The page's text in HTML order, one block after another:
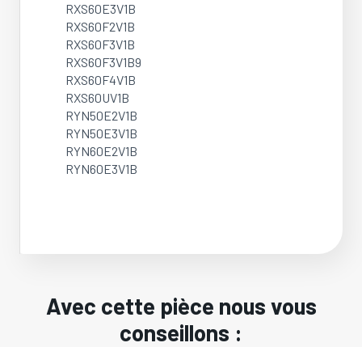
RXS60E3V1B
RXS60F2V1B
RXS60F3V1B
RXS60F3V1B9
RXS60F4V1B
RXS60UV1B
RYN50E2V1B
RYN50E3V1B
RYN60E2V1B
RYN60E3V1B
Avec cette pièce nous vous
conseillons :